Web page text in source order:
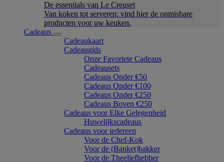
De essentials van Le Creuset
Van koken tot serveren: vind hier de onmisbare
producten voor uw keuken.
Cadeaus
Cadeaukaart
Cadeaugids
Onze Favoriete Cadeaus
Cadeausets
Cadeaus Onder €50
Cadeaus Onder €100
Cadeaus Onder €250
Cadeaus Boven €250
Cadeaus voor Elke Gelegenheid
Huwelijkscadeaus
Cadeaus voor iedereen
Voor de Chef-Kok
Voor de (Banket)bakker
Voor de Theeliefhebber